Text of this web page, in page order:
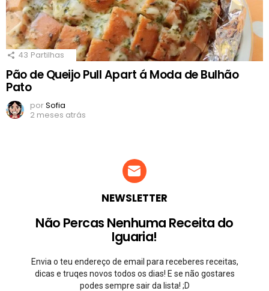
43 Partilhas
Pão de Queijo Pull Apart á Moda de Bulhão
Pato
porSofia
2 meses atrás
NEWSLETTER
Não Percas Nenhuma Receita do
Iguaria!
Envia o teu endereço de email para receberes receitas,
dicas e truqes novos todos os dias! E se não gostares
podes sempre sair da lista! ;D